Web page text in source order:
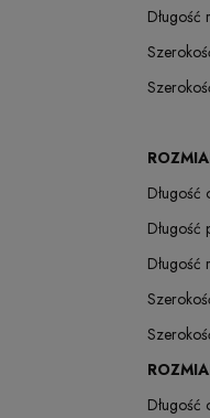
Długość
Długość
Długość
Długość
Długość